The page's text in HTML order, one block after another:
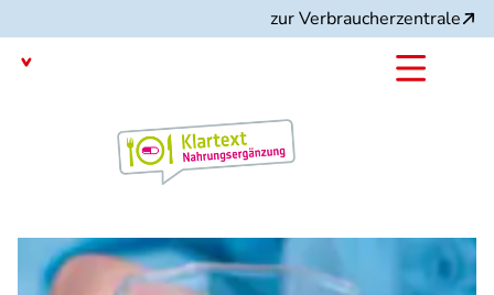
zum
Inhalt
zur Verbraucherzentrale